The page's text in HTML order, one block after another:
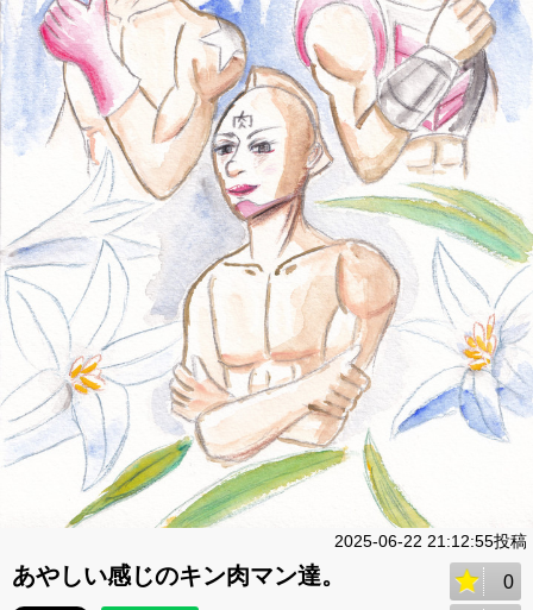
2025-06-22 21:12:55投稿
あやしい感じのキン肉マン達。 0